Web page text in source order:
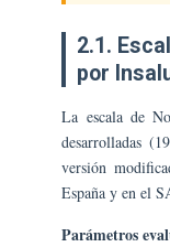
2.1.
por
La escala de
desarrolladas
versión
España y en el
Parámetros